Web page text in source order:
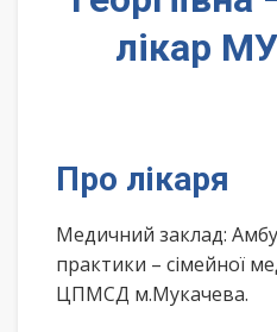
лікар
Про лікаря
Медичний заклад:
практики – сімейної
ЦПМСД м.Мукачева.